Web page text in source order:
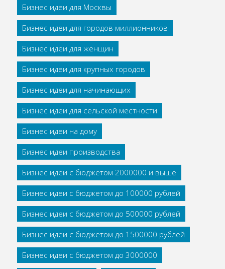
Бизнес идеи для Москвы
Бизнес идеи для городов миллионников
Бизнес идеи для женщин
Бизнес идеи для крупных городов
Бизнес идеи для начинающих
Бизнес идеи для сельской местности
Бизнес идеи на дому
Бизнес идеи производства
Бизнес идеи с бюджетом 2000000 и выше
Бизнес идеи с бюджетом до 100000 рублей
Бизнес идеи с бюджетом до 500000 рублей
Бизнес идеи с бюджетом до 1500000 рублей
Бизнес идеи с бюджетом до 3000000